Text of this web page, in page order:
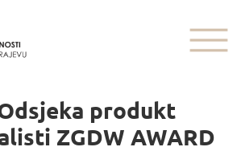
produkt
ZGDW AWARD